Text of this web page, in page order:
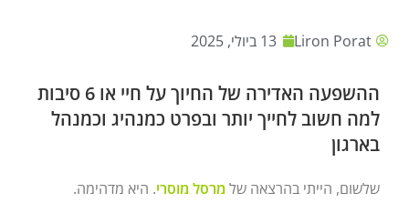
Liron Porat 13 ביולי, 2025
ההשפעה האדירה של החיוך על חיי או 6 סיבות
למה חשוב לחייך יותר ובפרט כמנהיג וכמנהל
בארגון
שלשום, הייתי בהרצאה של מרסל מוסרי. היא מדהימה.